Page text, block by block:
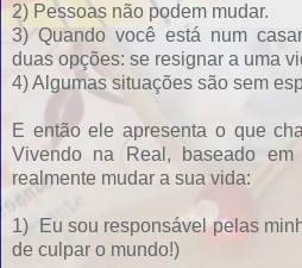
2) Pessoas não podem mudar.
3) Quando você está num
duas opções: se resignar a uma
4) Algumas situações são sem
E então ele apresenta o que
Vivendo na Real, baseado
realmente mudar a sua vida:
1) Eu sou responsável pelas
de culpar o mundo!)